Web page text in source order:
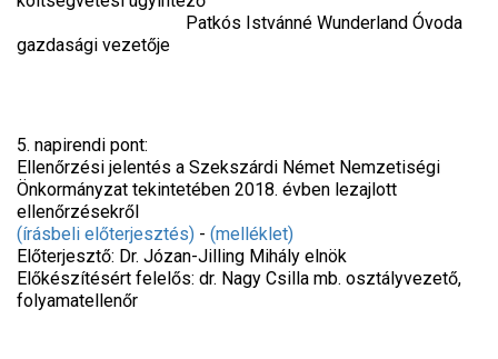
Patkós Istvánné Wunderland Óvoda
gazdasági vezetője
5. napirendi pont:
Ellenőrzési jelentés a Szekszárdi Német Nemzetiségi
Önkormányzat tekintetében 2018. évben lezajlott
ellenőrzésekről
(írásbeli előterjesztés) - (melléklet)
Előterjesztő: Dr. Józan-Jilling Mihály elnök
Előkészítésért felelős: dr. Nagy Csilla mb. osztályvezető,
folyamatellenőr